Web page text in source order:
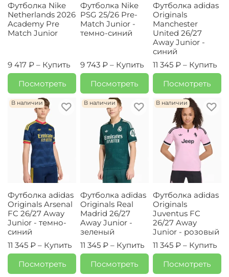
Футболка Nike
Netherlands 2026
Academy Pre
Match Junior
9 417 ₽ – Купить
Посмотреть
Футболка Nike
PSG 25/26 Pre-
Match Junior -
темно-синий
9 743 ₽ – Купить
Посмотреть
Футболка adidas
Originals
Manchester
United 26/27
Away Junior -
синий
11 345 ₽ – Купить
Посмотреть
В наличии
Футболка adidas
Originals Arsenal
FC 26/27 Away
Junior - темно-
синий
11 345 ₽ – Купить
Посмотреть
В наличии
Футболка adidas
Originals Real
Madrid 26/27
Away Junior -
зеленый
11 345 ₽ – Купить
Посмотреть
В наличии
Футболка adidas
Originals
Juventus FC
26/27 Away
Junior - розовый
11 345 ₽ – Купить
Посмотреть